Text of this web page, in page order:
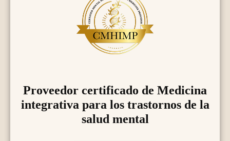
Proveedor certificado de Medicina
integrativa para los trastornos de la
salud mental